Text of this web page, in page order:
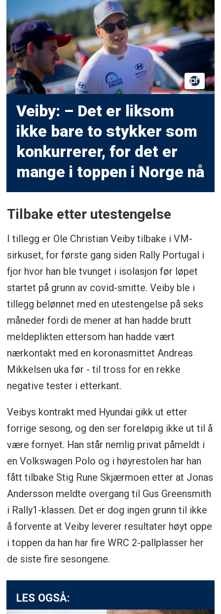
Veiby: – Det er liksom
ikke bare to stykker som
konkurrerer, for det er
mange i toppen i Norge nå
Tilbake etter utestengelse
I tillegg er Ole Christian Veiby tilbake i VM-
sirkuset, for første gang siden Rally Portugal i
fjor hvor han ble tvunget i isolasjon før løpet
startet på grunn av covid-smitte. Veiby ble i
tillegg belønnet med en utestengelse på seks
måneder fordi de mener at han hadde brutt
meldeplikten ettersom han hadde vært
nærkontakt med en koronasmittet Andreas
Mikkelsen uka før - til tross for en rekke
negative tester i etterkant.
Veibys kontrakt med Hyundai gikk ut etter
forrige sesong, og den ser foreløpig ikke ut til å
være fornyet. Han står nemlig privat påmeldt i
en Volkswagen Polo og i høyrestolen har han
fått tilbake Stig Rune Skjærmoen etter at Jonas
Andersson meldte overgang til Gus Greensmith
i Rally1-klassen. Det er dog ingen grunn til ikke
å forvente at Veiby leverer resultater høyt oppe
i toppen da han har fire WRC 2-pallplasser her
de siste fire sesongene.
LES OGSÅ: